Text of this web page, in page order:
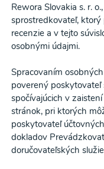
Rewora Slovakia s. r. o.,
sprostredkovateľ,
recenzie a v tejto
osobnými údajmi.
Spracovaním
poverený
spočívajúcich v
stránok, pri ktorých
poskytovateľ
dokladov
doručovateľských